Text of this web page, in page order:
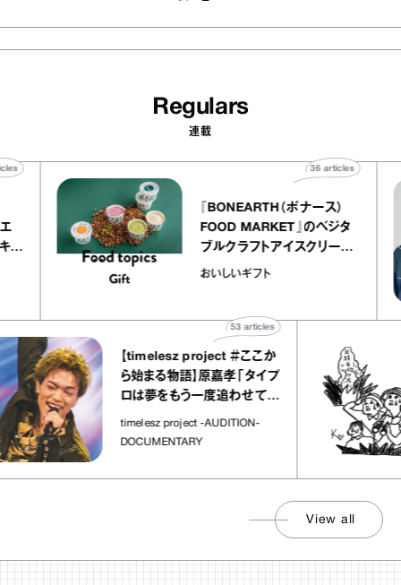
おいしいギフト
【timelesz project ＃ここか
timelesz project -AUDITION-
DOCUMENTARY
53articles